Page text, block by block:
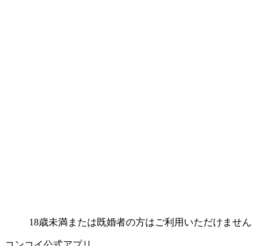
18歳未満または既婚者の方はご利用いただけません